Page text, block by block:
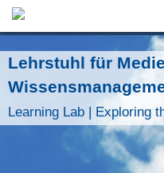
Jump
Lehrstuhl für
Learning Lab | Exploring